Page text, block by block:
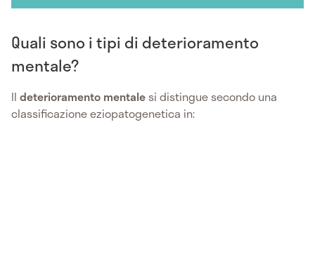
Quali sono i tipi di deterioramento
mentale?
Il deterioramento mentale si distingue secondo una
classificazione eziopatogenetica in: